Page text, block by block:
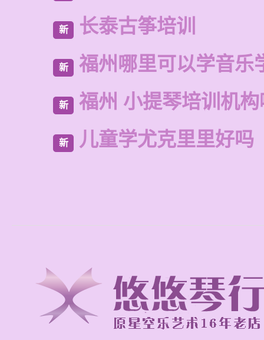
新 长泰古筝培训
新 福州哪里可以学音乐
新 福州 小提琴培训机
新 儿童学尤克里里好吗